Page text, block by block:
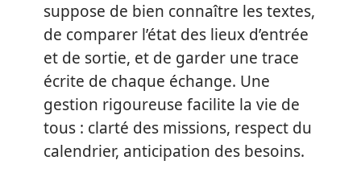
suppose de bien connaître les textes,
de comparer l’état des lieux d’entrée
et de sortie, et de garder une trace
écrite de chaque échange. Une
gestion rigoureuse facilite la vie de
tous : clarté des missions, respect du
calendrier, anticipation des besoins.